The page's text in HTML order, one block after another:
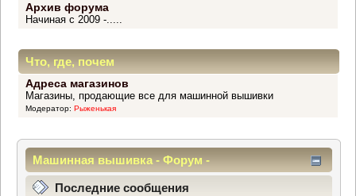
Архив форума
Начиная с 2009 -.....
Что, где, почем
Адреса магазинов
Магазины, продающие все для машинной вышивки
Модератор: Рыженькая
Машинная вышивка - Форум -
Информационный центр
Последние сообщения